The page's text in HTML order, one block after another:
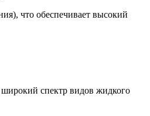
что обеспечивает высокий
широкий спектр видов жидкого